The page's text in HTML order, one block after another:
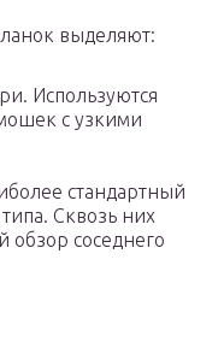
выделяют:
Используются
с узкими
стандартный
Сквозь них
соседнего